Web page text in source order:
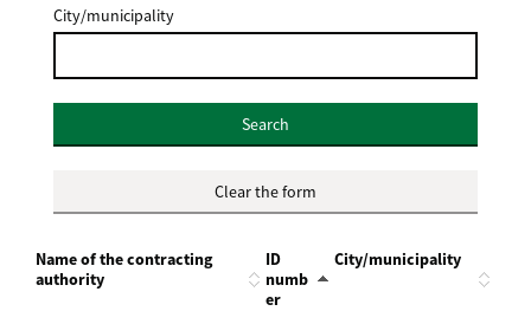
City/municipality
Search
Clear the form
Name of the contracting
authority
ID
numb
er
City/municipality